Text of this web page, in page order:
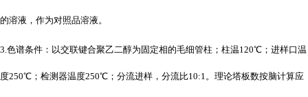
的溶液，作为对照品溶液。
3.色谱条件：以交联键合聚乙二醇为固定相的毛细管柱；柱温120℃；进样口温
度250℃；检测器温度250℃；分流进样，分流比10:1。理论塔板数按脑计算应